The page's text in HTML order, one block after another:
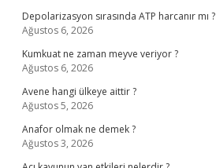
Depolarizasyon sırasında ATP harcanır mı ?
Ağustos 6, 2026
Kumkuat ne zaman meyve veriyor ?
Ağustos 6, 2026
Avene hangi ülkeye aittir ?
Ağustos 5, 2026
Anafor olmak ne demek ?
Ağustos 3, 2026